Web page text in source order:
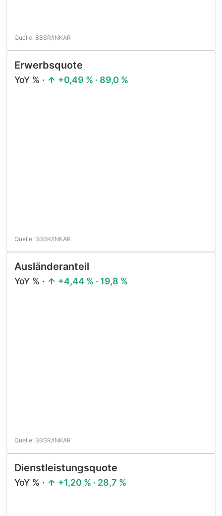
Quelle: BBSR/INKAR
Erwerbsquote
YoY % · +0,49 % · 89,0 %
Quelle: BBSR/INKAR
Ausländeranteil
YoY % · +4,44 % · 19,8 %
Quelle: BBSR/INKAR
Dienstleistungsquote
YoY % · +1,20 % · 28,7 %